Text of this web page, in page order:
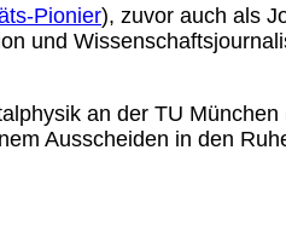
Pionier), zuvor auch als
und
an der TU München
Ausscheiden in den